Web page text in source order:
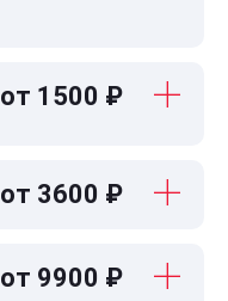
от 1500 ₽
от 3600 ₽
от 9900 ₽